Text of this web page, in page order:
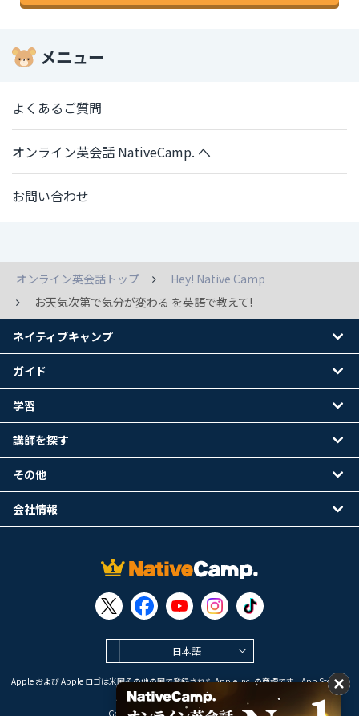
メニュー
よくあるご質問
オンライン英会話 NativeCamp. へ
お問い合わせ
オンライン英会話トップ
Hey! Native Camp
お天気次第で気分が変わる を英語で教えて!
日本語
Apple および Apple ロゴは米国その他の国で登録された Apple Inc. の商標です。App Store は
Apple Inc. のサービスマークです。
Google Play は Google LLC の商標です。
ネイティブキャンプ
ガイド
学習
講師を探す
その他
会社情報